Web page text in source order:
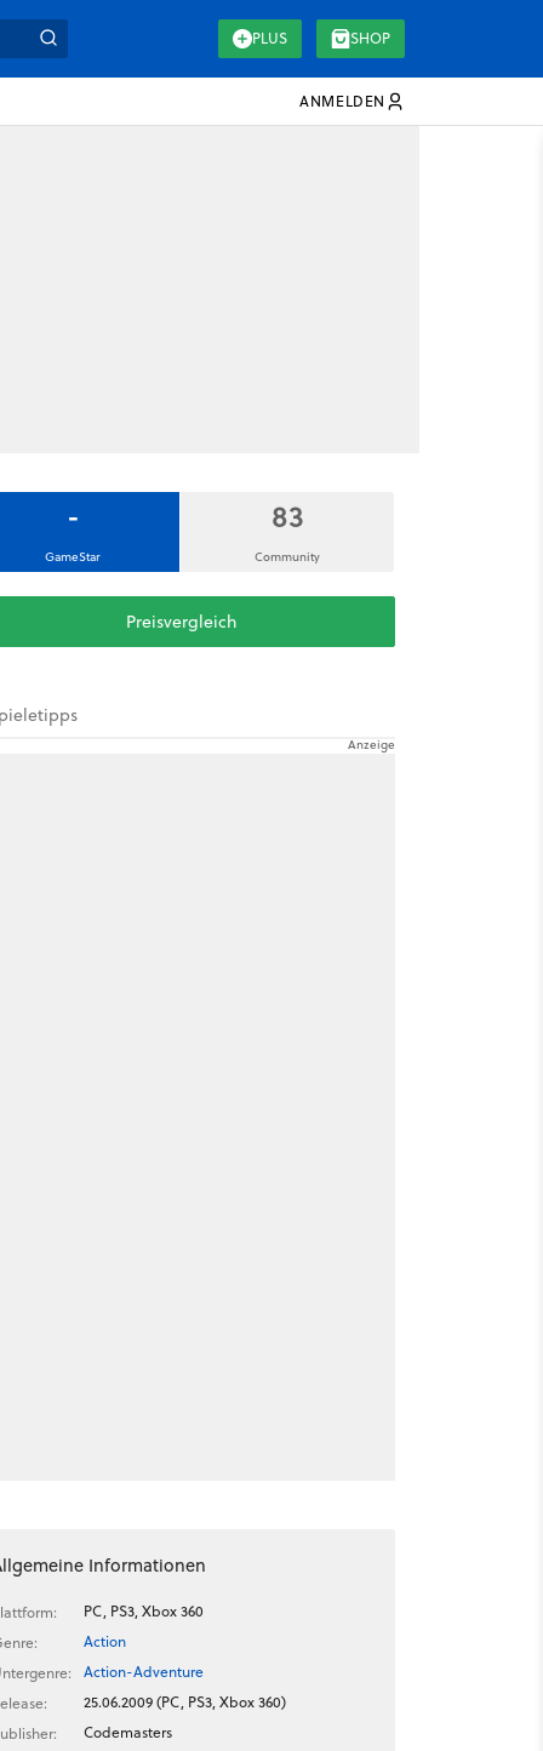
PLUS SHOP
ANMELDEN
-
GameStar
83
Community
Preisvergleich
Informationen
PC, PS3, Xbox 360
Action
Action-Adventure
25.06.2009 (PC, PS3, Xbox 360)
Codemasters